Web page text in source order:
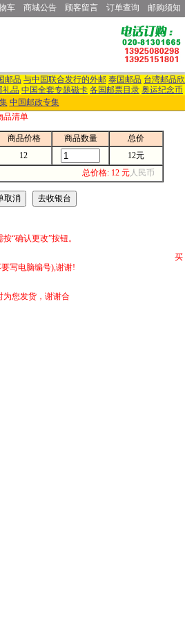
车 商城公告 顾客留言 订单查询 邮购须知
邮品 与中国联合发行的外邮 泰国邮品 台湾邮品欣
礼品 中国全套专题磁卡 各国邮票目录 奥运纪念币
中国邮政专集
品清单
商品价格 商品数量
总价
12
12元
总价格: 12 元人民币
更改”按钮。
利递交时,请你将你购 买
写电脑编号),谢谢!
用发邮件或打电话等各类
为您发货，谢谢合